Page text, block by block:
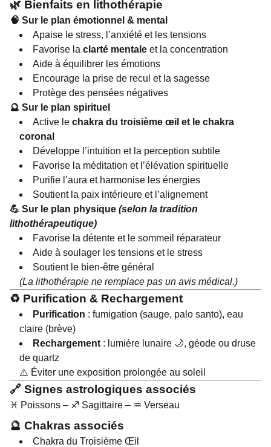
🌿 Bienfaits en lithothérapie
🧠 Sur le plan émotionnel & mental
Apaise le stress, l’anxiété et les tensions
Favorise la clarté mentale et la concentration
Aide à équilibrer les émotions
Encourage la prise de recul et la sagesse
Protège des pensées négatives
🔮 Sur le plan spirituel
Active le chakra du troisième œil et le chakra
coronal
Développe l’intuition et la perception subtile
Favorise la méditation et l’élévation spirituelle
Purifie l’aura et harmonise les énergies
Soutient la paix intérieure et l’alignement
💪 Sur le plan physique (selon la tradition
lithothérapeutique)
Favorise la détente et le sommeil réparateur
Aide à soulager les tensions et le stress
Soutient le bien-être général
(La lithothérapie ne remplace pas un avis médical.)
♻️ Purification & Rechargement
Purification : fumigation (sauge, palo santo), eau
claire (brève)
Rechargement : lumière lunaire 🌙, géode ou druse
de quartz
⚠️ Éviter une exposition prolongée au soleil
🔗 Signes astrologiques associés
♓ Poissons – ♐ Sagittaire – ♒ Verseau
🔮 Chakras associés
Chakra du Troisième Œil